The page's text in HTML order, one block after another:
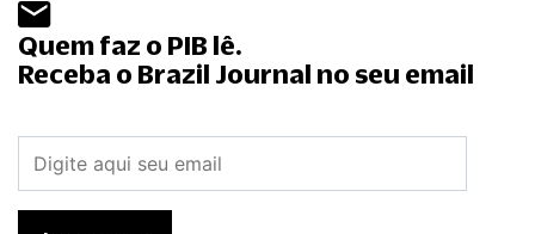
Quem faz o PIB lê.
Receba o Brazil Journal no seu email